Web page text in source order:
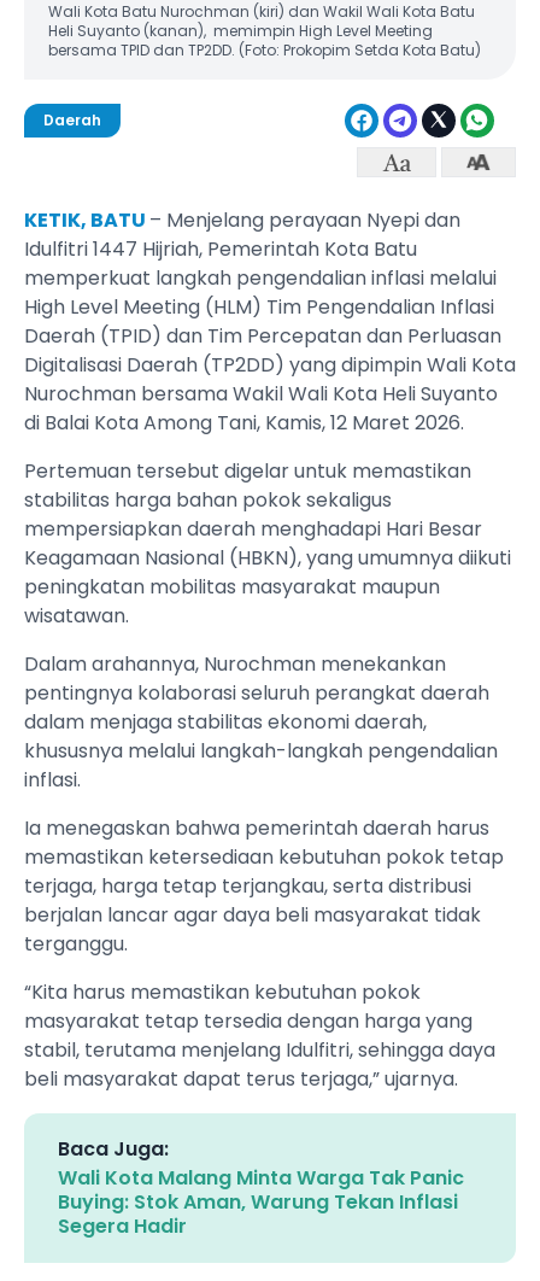
Wali Kota Batu Nurochman (kiri) dan Wakil Wali Kota Batu
Heli Suyanto (kanan), memimpin High Level Meeting
bersama TPID dan TP2DD. (Foto: Prokopim Setda Kota Batu)
Daerah
KETIK, BATU – Menjelang perayaan Nyepi dan
Idulfitri 1447 Hijriah, Pemerintah Kota Batu
memperkuat langkah pengendalian inflasi melalui
High Level Meeting (HLM) Tim Pengendalian Inflasi
Daerah (TPID) dan Tim Percepatan dan Perluasan
Digitalisasi Daerah (TP2DD) yang dipimpin Wali Kota
Nurochman bersama Wakil Wali Kota Heli Suyanto
di Balai Kota Among Tani, Kamis, 12 Maret 2026.
Pertemuan tersebut digelar untuk memastikan
stabilitas harga bahan pokok sekaligus
mempersiapkan daerah menghadapi Hari Besar
Keagamaan Nasional (HBKN), yang umumnya diikuti
peningkatan mobilitas masyarakat maupun
wisatawan.
Dalam arahannya, Nurochman menekankan
pentingnya kolaborasi seluruh perangkat daerah
dalam menjaga stabilitas ekonomi daerah,
khususnya melalui langkah-langkah pengendalian
inflasi.
Ia menegaskan bahwa pemerintah daerah harus
memastikan ketersediaan kebutuhan pokok tetap
terjaga, harga tetap terjangkau, serta distribusi
berjalan lancar agar daya beli masyarakat tidak
terganggu.
“Kita harus memastikan kebutuhan pokok
masyarakat tetap tersedia dengan harga yang
stabil, terutama menjelang Idulfitri, sehingga daya
beli masyarakat dapat terus terjaga,” ujarnya.
Baca Juga:
Wali Kota Malang Minta Warga Tak Panic
Buying: Stok Aman, Warung Tekan Inflasi
Segera Hadir